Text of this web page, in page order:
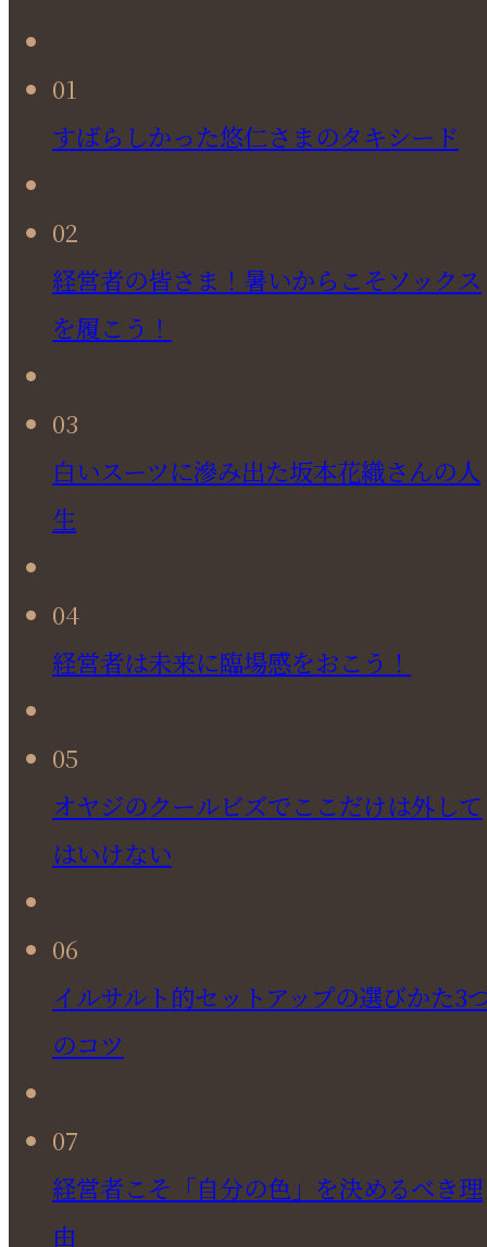
01
すばらしかった悠仁さまのタキシード
02
経営者の皆さま！暑いからこそソックス
を履こう！
03
白いスーツに滲み出た坂本花織さんの人
生
04
経営者は未来に臨場感をおこう！
05
オヤジのクールビズでここだけは外して
はいけない
06
イルサルト的セットアップの選びかた3
のコツ
07
経営者こそ「自分の色」を決めるべき理
由